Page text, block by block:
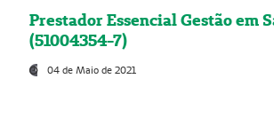
Prestador Essencial Gestão em
(51004354-7)
04 de Maio de 2021